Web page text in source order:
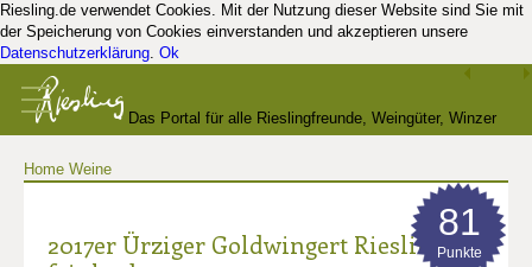
Riesling.de verwendet Cookies. Mit der Nutzung dieser Website sind Sie mit
der Speicherung von Cookies einverstanden und akzeptieren unsere
Datenschutzerklärung. Ok
Das Portal für alle Rieslingfreunde, Weingüter, Winzer
Home Weine
2017er Ürziger Goldwingert Riesling
81
Punkte